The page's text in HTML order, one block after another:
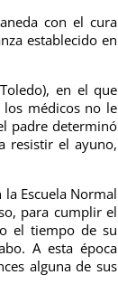
con el cura
establecido en
en el que
médicos no le
padre determinó
resistir el ayuno,
Escuela Normal
para cumplir el
el tiempo de su
A esta época
alguna de sus